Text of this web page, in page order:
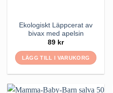
Ekologiskt Läppcerat av
bivax med apelsin
89 kr
LÄGG TILL I VARUKORG